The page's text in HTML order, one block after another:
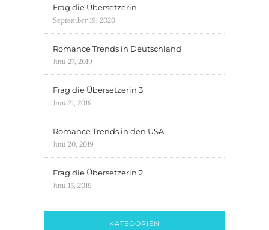
Frag die Übersetzerin
September 19, 2020
Romance Trends in Deutschland
Juni 27, 2019
Frag die Übersetzerin 3
Juni 21, 2019
Romance Trends in den USA
Juni 20, 2019
Frag die Übersetzerin 2
Juni 15, 2019
KATEGORIEN